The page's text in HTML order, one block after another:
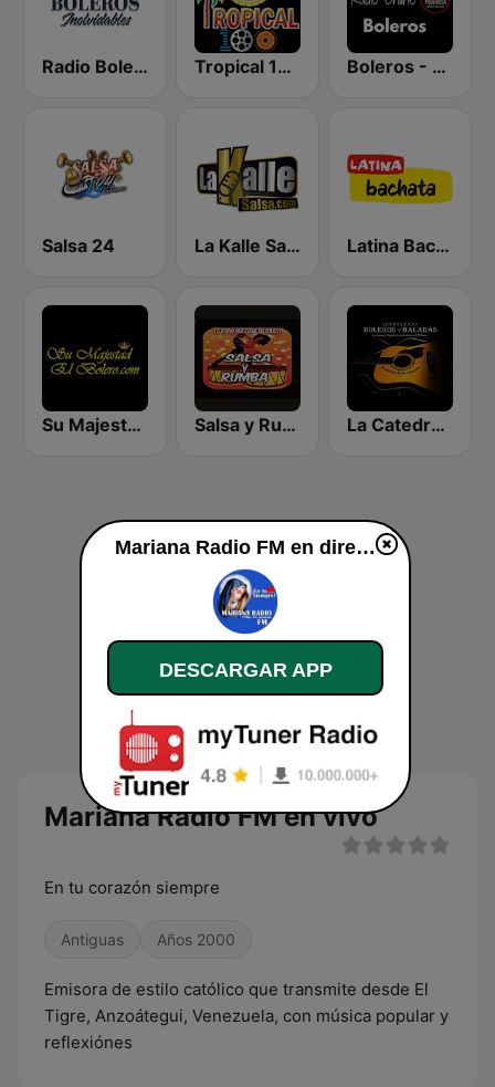
Radio Boleros Inolvidables Tropical 100 Bolero Boleros - La Poderosa Radio Online
Salsa 24 La Kalle Salsa Latina Bachata
Su Majestad El Bolero Salsa y Rumba La Catedral Del Bolero y La Balada
Mariana Radio FM en vivo
En tu corazón siempre
Antiguas Años 2000
Emisora de estilo católico que transmite desde El
Tigre, Anzoátegui, Venezuela, con música popular y
reflexiónes
Mariana Radio FM en directo
DESCARGAR APP